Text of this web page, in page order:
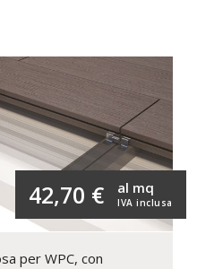
42,70 € IVA inclusa
al mq
per WPC, con